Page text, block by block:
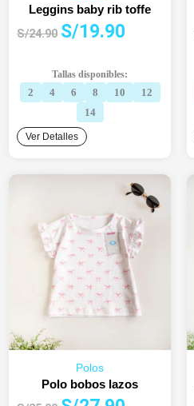
Leggins baby rib toffe
S/24.90
El
era:
S/24.90.
S/19.90
es:
S/19.90.
Tallas disponibles:
2 4 6 8 10
12
14
Ver Detalles
Polos
Polo bobos lazos
El